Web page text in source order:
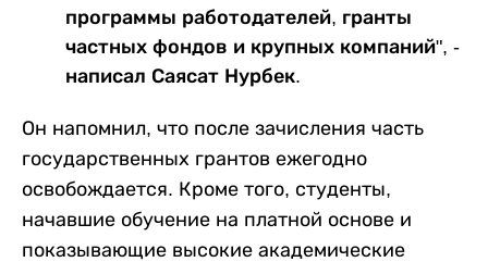
программы работодателей, гранты
частных фондов и крупных компаний", -
написал Саясат Нурбек.
Он напомнил, что после зачисления часть
государственных грантов ежегодно
освобождается. Кроме того, студенты,
начавшие обучение на платной основе и
показывающие высокие академические